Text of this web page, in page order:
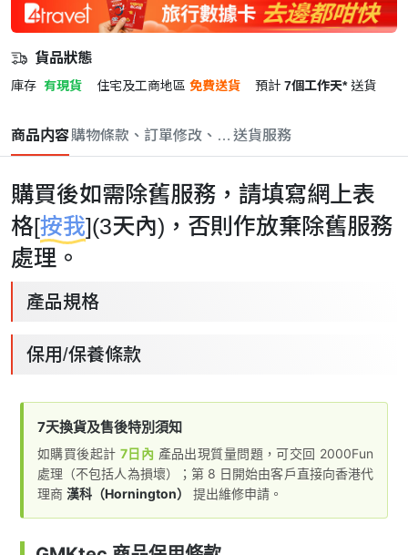
貨品狀態
庫存 有現貨 住宅及工商地區 免費送貨 預計 7個工作天* 送貨
商品内容購物條款、訂單修改、取消與退款政策
送貨服務
購買後如需除舊服務，請填寫網上表
格[按我](3天內)，否則作放棄除舊服務
處理。
產品規格
保用/保養條款
7天換貨及售後特別須知
如購買後起計 7日內 產品出現質量問題，可交回 2000Fun
處理（不包括人為損壞）；第 8 日開始由客戶直接向香港代
理商 漢科（Hornington） 提出維修申請。